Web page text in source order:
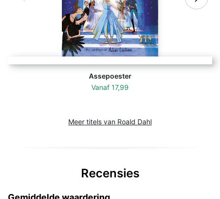
Assepoester
Vanaf 17,99
Meer titels van Roald Dahl
Recensies